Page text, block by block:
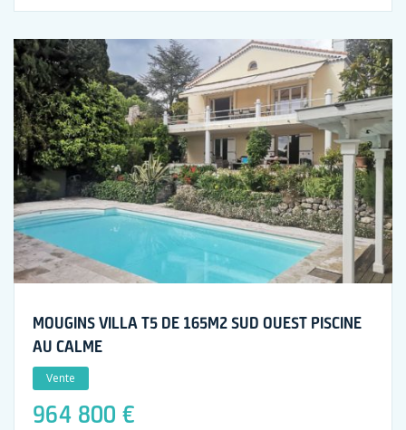
MOUGINS VILLA T5 DE 165M2 SUD OUEST PISCINE
AU CALME
Vente
964 800 €